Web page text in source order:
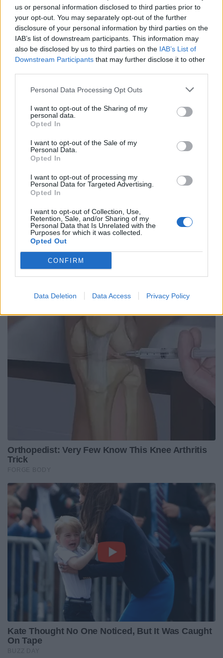
us or personal information disclosed to third parties prior to
your opt-out. You may separately opt-out of the further
disclosure of your personal information by third parties on the
IAB’s list of downstream participants. This information may
also be disclosed by us to third parties on the IAB’s List of
Downstream Participants that may further disclose it to other
Personal Data Processing Opt Outs
I want to opt-out of the Sharing of my
personal data.
Opted In
I want to opt-out of the Sale of my
Personal Data.
Opted In
I want to opt-out of processing my
Personal Data for Targeted Advertising.
Opted In
I want to opt-out of Collection, Use,
Retention, Sale, and/or Sharing of my
Personal Data that Is Unrelated with the
Purposes for which it was collected.
Opted Out
CONFIRM
Data Deletion Data Access Privacy Policy
indiretta, al lavoro del ctGonzalo Quesada
dei vertici tecnici federali e di chi ha
programmato in modo diverso leconvocazioni
di questo tour. Vedremo dove porteranno
questo tipo di interventi.